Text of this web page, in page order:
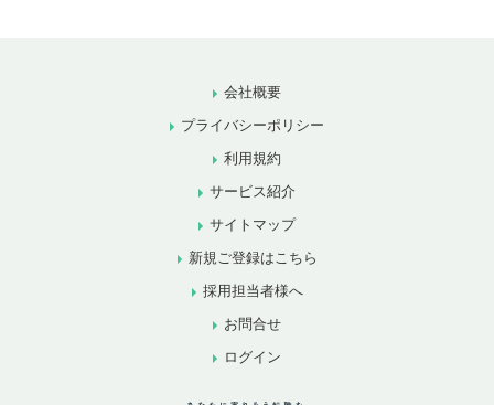
会社概要
プライバシーポリシー
利用規約
サービス紹介
サイトマップ
新規ご登録はこちら
採用担当者様へ
お問合せ
ログイン